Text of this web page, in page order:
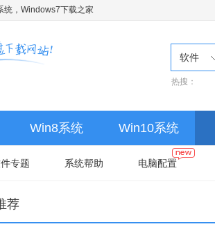
统，Windows7下载之家
软件
热搜：
Win8系统 Win10系统
专题 系统帮助 电脑配置
荐